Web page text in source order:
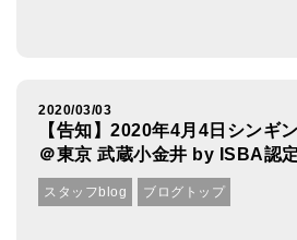
2020/03/03
【告知】2020年4月4日シンギ
＠東京 武蔵小金井 by ISBA認
スタッフblog ブログトップ